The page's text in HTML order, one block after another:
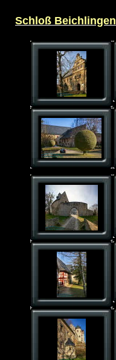
Schloß Beichlingen